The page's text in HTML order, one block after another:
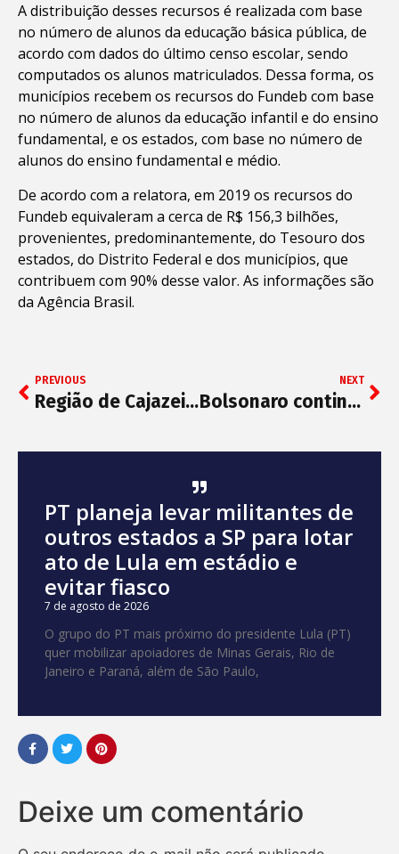
A distribuição desses recursos é realizada com base
no número de alunos da educação básica pública, de
acordo com dados do último censo escolar, sendo
computados os alunos matriculados. Dessa forma, os
municípios recebem os recursos do Fundeb com base
no número de alunos da educação infantil e do ensino
fundamental, e os estados, com base no número de
alunos do ensino fundamental e médio.
De acordo com a relatora, em 2019 os recursos do
Fundeb equivaleram a cerca de R$ 156,3 bilhões,
provenientes, predominantemente, do Tesouro dos
estados, do Distrito Federal e dos municípios, que
contribuem com 90% desse valor. As informações são
da Agência Brasil.
PREVIOUS
Região de Cajazeiras terá medidas mais restritivas de isolamento
NEXT
Bolsonaro continua com coronavírus, indica novo teste
PT planeja levar militantes de
outros estados a SP para lotar
ato de Lula em estádio e
evitar fiasco
7 de agosto de 2026
O grupo do PT mais próximo do presidente Lula (PT)
quer mobilizar apoiadores de Minas Gerais, Rio de
Janeiro e Paraná, além de São Paulo,
Deixe um comentário